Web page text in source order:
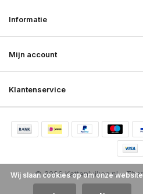
Klantenservice
Mijn account
Informatie
© 2026 Kattenluiken.nl -
Wij slaan cookies op om onze